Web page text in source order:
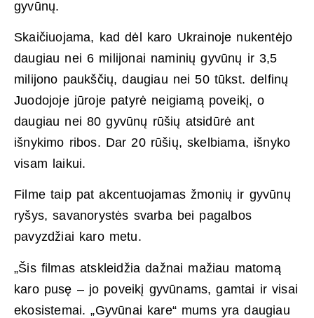
gyvūnų.
Skaičiuojama, kad dėl karo Ukrainoje nukentėjo
daugiau nei 6 milijonai naminių gyvūnų ir 3,5
milijono paukščių, daugiau nei 50 tūkst. delfinų
Juodojoje jūroje patyrė neigiamą poveikį, o
daugiau nei 80 gyvūnų rūšių atsidūrė ant
išnykimo ribos. Dar 20 rūšių, skelbiama, išnyko
visam laikui.
Filme taip pat akcentuojamas žmonių ir gyvūnų
ryšys, savanorystės svarba bei pagalbos
pavyzdžiai karo metu.
„Šis filmas atskleidžia dažnai mažiau matomą
karo pusę – jo poveikį gyvūnams, gamtai ir visai
ekosistemai. „Gyvūnai kare“ mums yra daugiau